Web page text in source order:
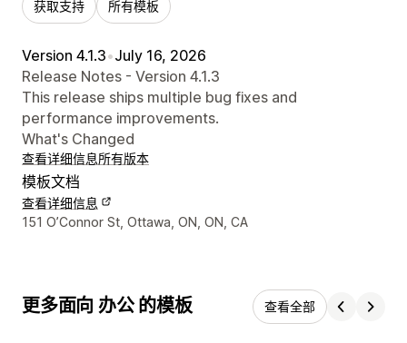
获取支持 所有模板
Version 4.1.3•July 16, 2026
Release Notes - Version 4.1.3
This release ships multiple bug fixes and
performance improvements.
What's Changed
查看详细信息所有版本
模板文档
查看详细信息
设计师联系方式
151 O’Connor St, Ottawa, ON, ON, CA
更多面向 办公 的模板 查看全部